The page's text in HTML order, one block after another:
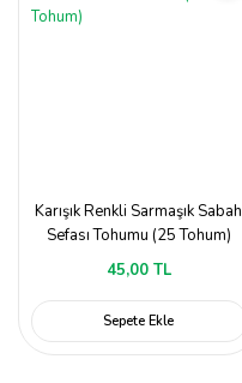
Karışık Renkli Sarmaşık Sabah
Sefası Tohumu (25 Tohum)
45,00 TL
Sepete Ekle